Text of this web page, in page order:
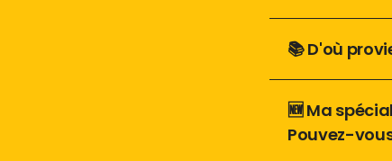
📚 D'où
🆕 Ma
Pouvez-